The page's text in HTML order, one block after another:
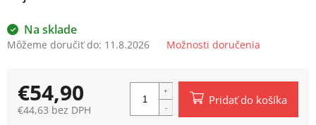
Na sklade
Môžeme doručiť do: 11.8.2026 Možnosti doručenia
€54,90
€44,63 bez DPH
Pridať do košíka